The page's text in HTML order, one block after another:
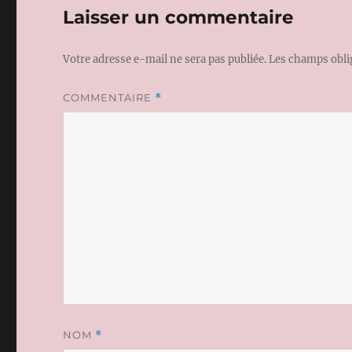
Laisser un commentaire
Votre adresse e-mail ne sera pas publiée.Les champs
COMMENTAIRE *
NOM *